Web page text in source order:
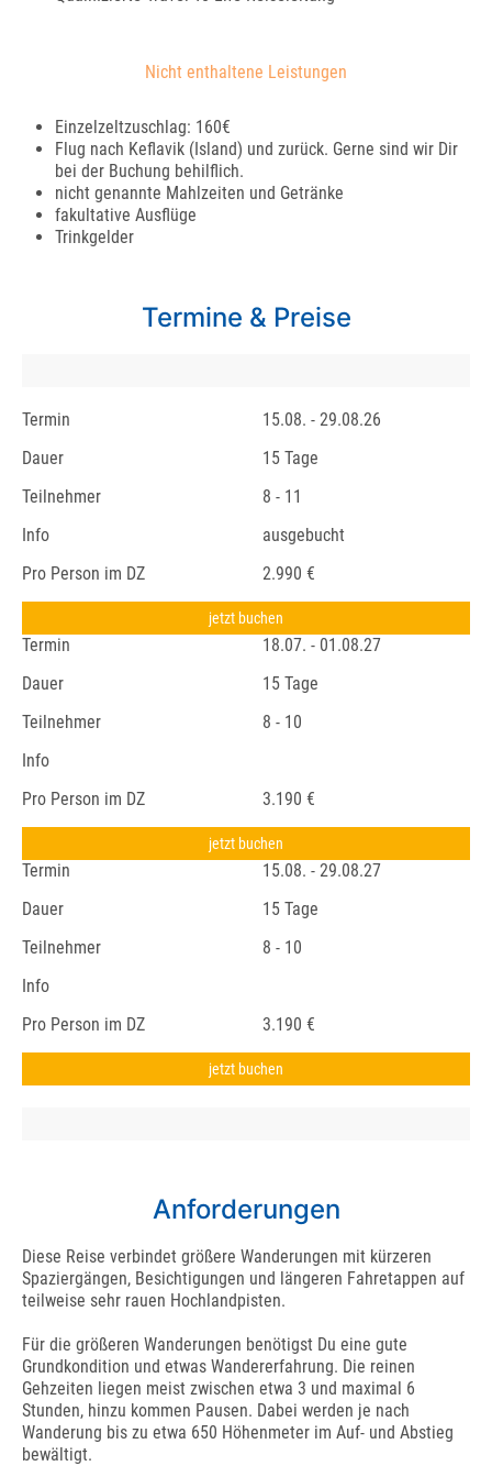
Nicht enthaltene Leistungen
Einzelzeltzuschlag: 160€
Flug nach Keflavik (Island) und zurück. Gerne sind wir Dir
bei der Buchung behilflich.
nicht genannte Mahlzeiten und Getränke
fakultative Ausflüge
Trinkgelder
Termine & Preise
Termin
15.08. - 29.08.26
Dauer
15 Tage
Teilnehmer
8 - 11
Info
ausgebucht
Pro Person im DZ
2.990 €
jetzt buchen
Termin
18.07. - 01.08.27
Dauer
15 Tage
Teilnehmer
8 - 10
Info
Pro Person im DZ
3.190 €
jetzt buchen
Termin
15.08. - 29.08.27
Dauer
15 Tage
Teilnehmer
8 - 10
Info
Pro Person im DZ
3.190 €
jetzt buchen
Anforderungen
Diese Reise verbindet größere Wanderungen mit kürzeren
Spaziergängen, Besichtigungen und längeren Fahretappen auf
teilweise sehr rauen Hochlandpisten.
Für die größeren Wanderungen benötigst Du eine gute
Grundkondition und etwas Wandererfahrung. Die reinen
Gehzeiten liegen meist zwischen etwa 3 und maximal 6
Stunden, hinzu kommen Pausen. Dabei werden je nach
Wanderung bis zu etwa 650 Höhenmeter im Auf- und Abstieg
bewältigt.